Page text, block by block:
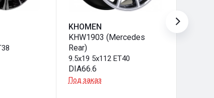
KHOMEN
KHW1903 (Mercedes
Rear)
9.5x19 5x112 ET40
DIA66.6
Под заказ